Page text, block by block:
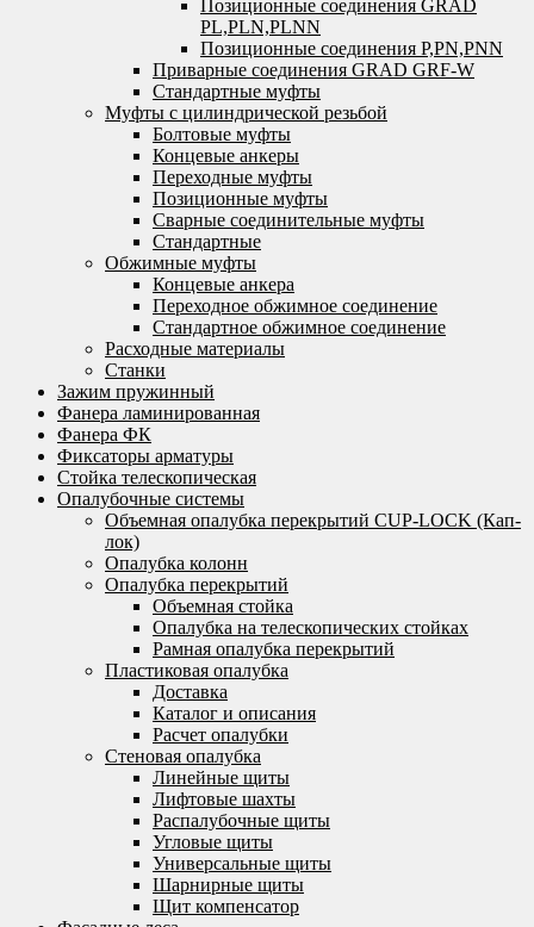
Позиционные соединения GRAD
PL,PLN,PLNN
Позиционные соединения P,PN,PNN
Приварные соединения GRAD GRF-W
Стандартные муфты
Муфты с цилиндрической резьбой
Болтовые муфты
Концевые анкеры
Переходные муфты
Позиционные муфты
Сварные соединительные муфты
Стандартные
Обжимные муфты
Концевые анкера
Переходное обжимное соединение
Стандартное обжимное соединение
Расходные материалы
Станки
Зажим пружинный
Фанера ламинированная
Фанера ФК
Фиксаторы арматуры
Стойка телескопическая
Опалубочные системы
Объемная опалубка перекрытий CUP-LOCK (Кап-
лок)
Опалубка колонн
Опалубка перекрытий
Объемная стойка
Опалубка на телескопических стойках
Рамная опалубка перекрытий
Пластиковая опалубка
Доставка
Каталог и описания
Расчет опалубки
Стеновая опалубка
Линейные щиты
Лифтовые шахты
Распалубочные щиты
Угловые щиты
Универсальные щиты
Шарнирные щиты
Щит компенсатор